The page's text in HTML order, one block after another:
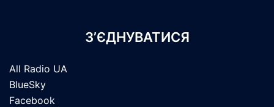
З’ЄДНУВАТИСЯ
All Radio UA
BlueSky
Facebook